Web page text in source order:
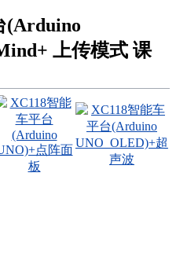
(Arduino
上传模式 课